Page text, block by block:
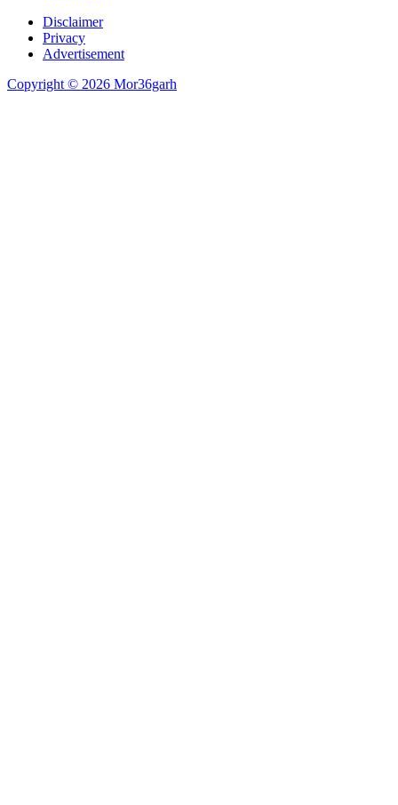
Disclaimer
Privacy
Advertisement
Copyright © 2026 Mor36garh